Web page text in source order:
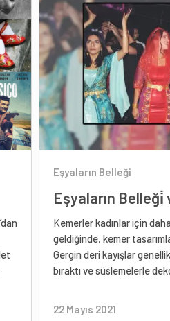
Eşyaların Belleği
Eşyaların Belleği̇
Kemerler kadınlar için
geldiğinde, kemer
Gergin deri kayışlar
bıraktı ve süslemelerle
22 Mayıs 2021